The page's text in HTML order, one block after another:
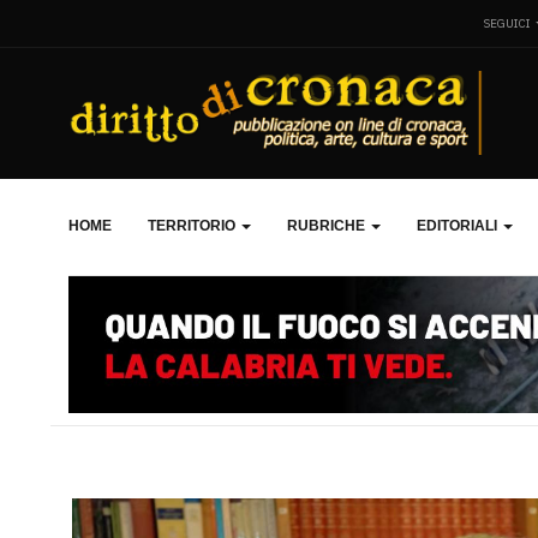
SEGUICI
HOME TERRITORIO RUBRICHE EDITORIALI